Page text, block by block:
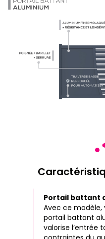
Portail battant
Avec ce modèle,
portail battant
valorise l’entrée